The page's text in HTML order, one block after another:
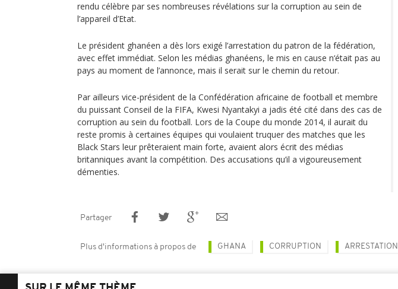
rendu célèbre par ses nombreuses révélations sur la corruption au sein de
l’appareil d’Etat.
Le président ghanéen a dès lors exigé l’arrestation du patron de la fédération,
avec effet immédiat. Selon les médias ghanéens, le mis en cause n‘était pas au
pays au moment de l’annonce, mais il serait sur le chemin du retour.
Par ailleurs vice-président de la Confédération africaine de football et membre
du puissant Conseil de la FIFA, Kwesi Nyantakyi a jadis été cité dans des cas de
corruption au sein du football. Lors de la Coupe du monde 2014, il aurait du
reste promis à certaines équipes qui voulaient truquer des matches que les
Black Stars leur prêteraient main forte, avaient alors écrit des médias
britanniques avant la compétition. Des accusations qu’il a vigoureusement
démenties.
Partager
Plus d'informations à propos de GHANA CORRUPTION ARRESTATION